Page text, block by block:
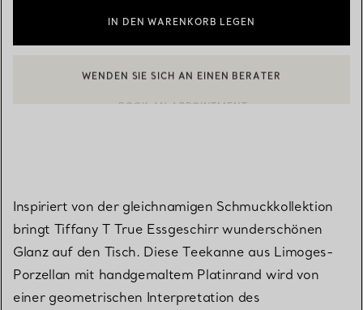
IN DEN WARENKORB LEGEN
Inspiriert von der gleichnamigen Schmuckkollektion
bringt Tiffany T True Essgeschirr wunderschönen
Glanz auf den Tisch. Diese Teekanne aus Limoges-
Porzellan mit handgemaltem Platinrand wird von
einer geometrischen Interpretation des